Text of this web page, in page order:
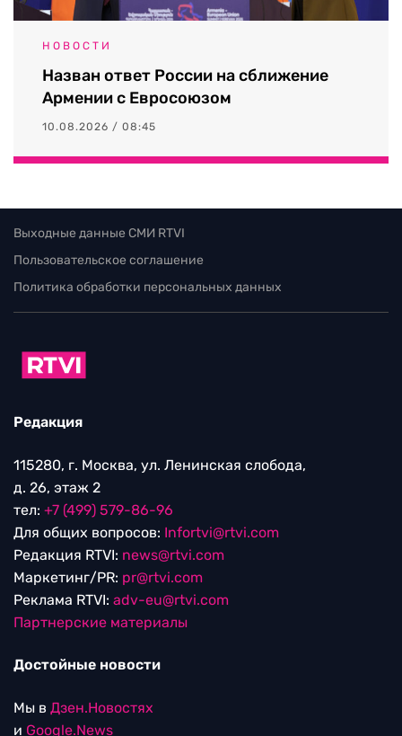
НОВОСТИ
Назван ответ России на сближение
Армении с Евросоюзом
10.08.2026 / 08:45
Выходные данные СМИ RTVI
Пользовательское соглашение
Политика обработки персональных данных
Редакция
115280, г. Москва, ул. Ленинская слобода,
д. 26, этаж 2
тел: +7 (499) 579-86-96
Для общих вопросов: Infortvi@rtvi.com
Редакция RTVI: news@rtvi.com
Маркетинг/PR: pr@rtvi.com
Реклама RTVI: adv-eu@rtvi.com
Партнерские материалы
Достойные новости
Мы в Дзен.Новостях
и Google.News